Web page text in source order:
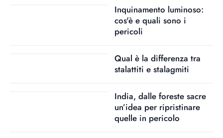
Inquinamento luminoso:
cos'è e quali sono i
pericoli
Qual è la differenza tra
stalattiti e stalagmiti
India, dalle foreste sacre
un’idea per ripristinare
quelle in pericolo